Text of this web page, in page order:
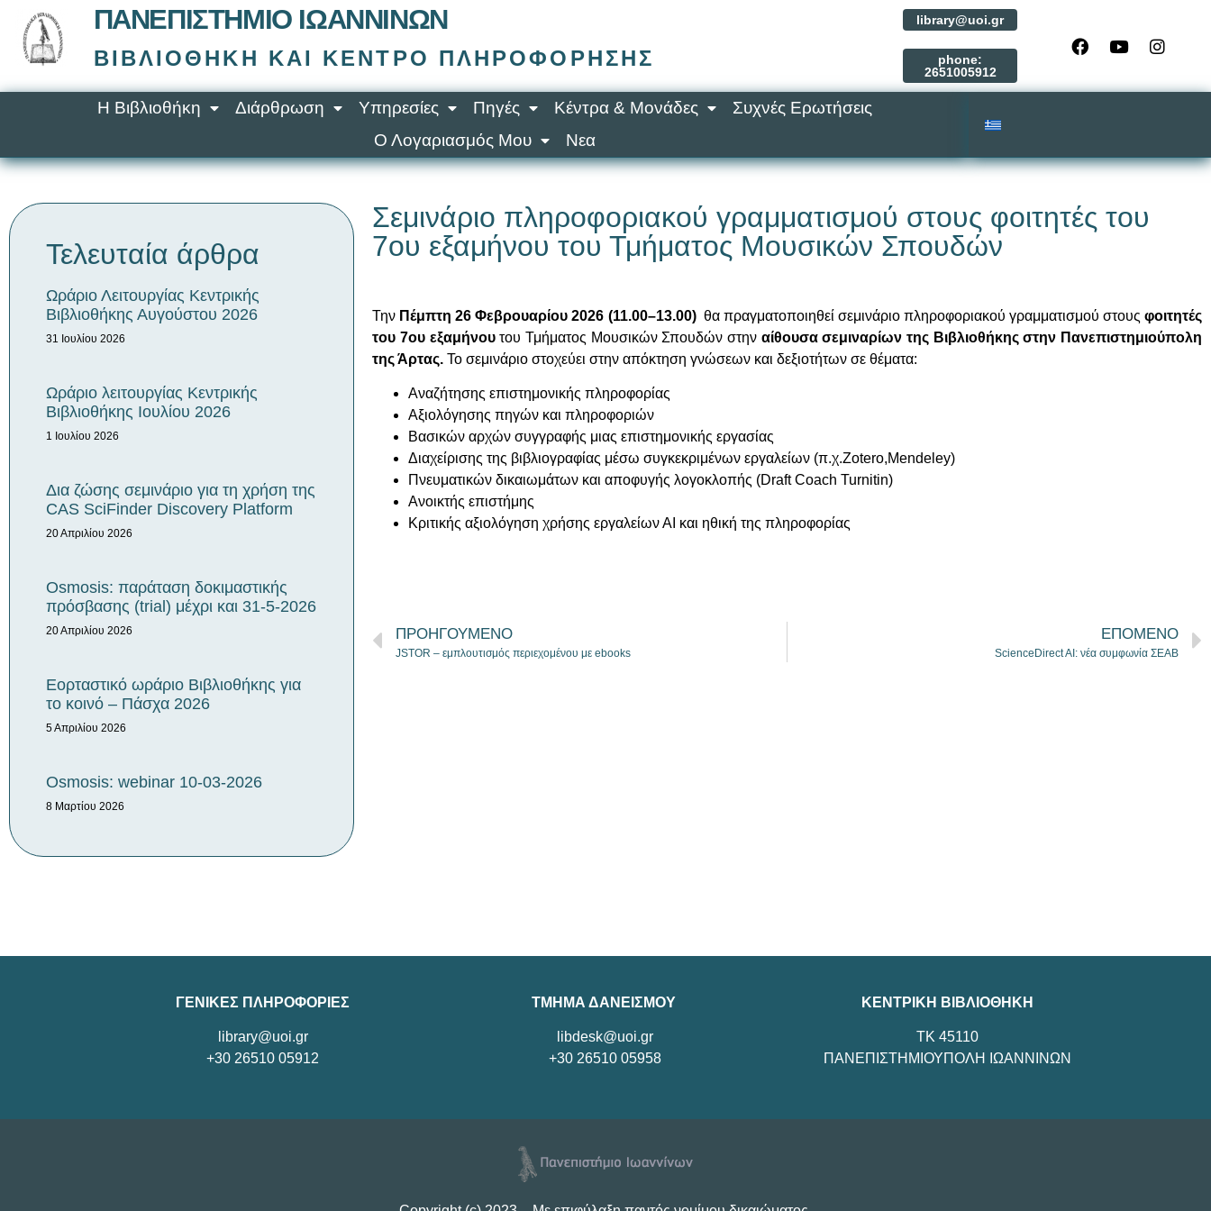
ΠΑΝΕΠΙΣΤΉΜΙΟ ΙΩΑΝΝΊΝΩΝ
ΒΙΒΛΙΟΘΉΚΗ ΚΑΙ ΚΈΝΤΡΟ ΠΛΗΡΟΦΌΡΗΣΗΣ
library@uoi.gr
phone:
2651005912
Η Βιβλιοθήκη Διάρθρωση Υπηρεσίες Πηγές Κέντρα & Μονάδες
Συχνές Ερωτήσεις
Ο Λογαριασμός Μου
Νεα
Τελευταία άρθρα
Ωράριο Λειτουργίας Κεντρικής
Βιβλιοθήκης Αυγούστου 2026
31 Ιουλίου 2026
Ωράριο λειτουργίας Κεντρικής
Βιβλιοθήκης Iουλίου 2026
1 Ιουλίου 2026
Δια ζώσης σεμινάριο για τη χρήση της
CAS SciFinder Discovery Platform
20 Απριλίου 2026
Osmosis: παράταση δοκιμαστικής
πρόσβασης (trial) μέχρι και 31-5-2026
20 Απριλίου 2026
Εορταστικό ωράριο Βιβλιοθήκης για
το κοινό – Πάσχα 2026
5 Απριλίου 2026
Osmosis: webinar 10-03-2026
8 Μαρτίου 2026
Σεμινάριο πληροφοριακού γραμματισμού στους φοιτητές του
7ου εξαμήνου του Τμήματος Μουσικών Σπουδών
Την Πέμπτη 26 Φεβρουαρίου 2026 (11.00–13.00) θα πραγματοποιηθεί σεμινάριο πληροφοριακού γραμματισμού στους φοιτητές
του 7ουεξαμήνουτου Τμήματος Μουσικών Σπουδών στην αίθουσα σεμιναρίων της Βιβλιοθήκης στην Πανεπιστημιούπολη
της Άρτας. Το σεμινάριο στοχεύει στην απόκτηση γνώσεων και δεξιοτήτων σε θέματα:
Αναζήτησης επιστημονικής πληροφορίας
Αξιολόγησης πηγών και πληροφοριών
Βασικών αρχών συγγραφής μιας επιστημονικής εργασίας
Διαχείρισης της βιβλιογραφίας μέσω συγκεκριμένων εργαλείων (π.χ.Zotero,Mendeley)
Πνευματικών δικαιωμάτων και αποφυγής λογοκλοπής (Draft Coach Turnitin)
Aνοικτής επιστήμης
Κριτικής αξιολόγηση χρήσης εργαλείων ΑΙ και ηθική της πληροφορίας
ΠΡΟΗΓΟΥΜΕΝΟ
JSTOR – εμπλουτισμός περιεχομένου με ebooks
ΕΠΟΜΕΝΟ
ScienceDirect AI: νέα συμφωνία ΣΕΑΒ
ΓΕΝΙΚΕΣ ΠΛΗΡΟΦΟΡΙΕΣ
library@uoi.gr
+30 26510 05912
ΤΜΗΜΑ ΔΑΝΕΙΣΜΟΥ
libdesk@uoi.gr
+30 26510 05958
ΚΕΝΤΡΙΚΗ ΒΙΒΛΙΟΘΗΚΗ
TK 45110
ΠΑΝΕΠΙΣΤΗΜΙΟΥΠΟΛΗ ΙΩΑΝΝΙΝΩΝ